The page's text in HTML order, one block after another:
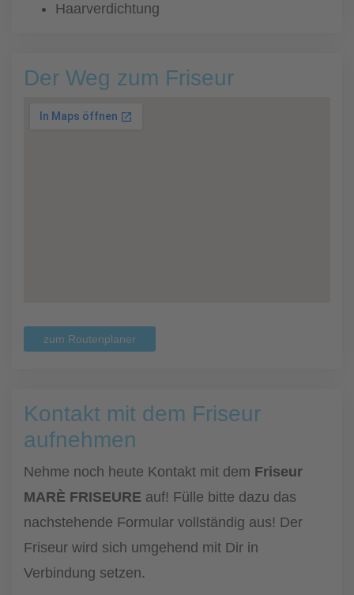
Haarverdichtung
Der Weg zum Friseur
zum Routenplaner
Kontakt mit dem Friseur
aufnehmen
Nehme noch heute Kontakt mit dem Friseur
MARÈ FRISEURE auf! Fülle bitte dazu das
nachstehende Formular vollständig aus! Der
Friseur wird sich umgehend mit Dir in
Verbindung setzen.